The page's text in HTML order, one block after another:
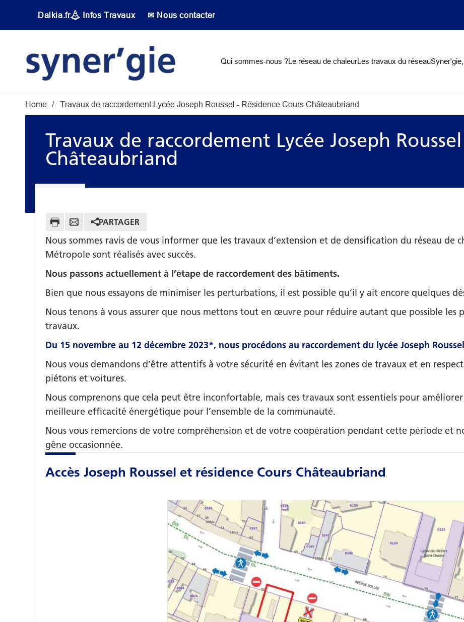
Dalkia.fr Infos Travaux ✉ Nous contacter
Qui sommes-nous ?Le réseau de chaleurLes travaux du réseau
Fil d'Ariane
Home Travaux de raccordement Lycée Joseph Roussel - Résidence Cours Châteaubriand
Travaux de raccordement Lycée Joseph
Châteaubriand
PARTAGER
Nous sommes ravis de vous informer que les travaux d’extension et de densification du réseau de
Métropole sont réalisés avec succès.
Nous passons actuellement à l’étape de raccordement des bâtiments.
Bien que nous essayons de minimiser les perturbations, il est possible qu’il y ait encore quelques
Nous tenons à vous assurer que nous mettons tout en œuvre pour réduire autant que possible les
travaux.
Du 15 novembre au 12 décembre 2023*, nous procédons au raccordement du lycée Joseph
Nous vous demandons d’être attentifs à votre sécurité en évitant les zones de travaux et en
piétons et voitures.
Nous comprenons que cela peut être inconfortable, mais ces travaux sont essentiels pour
meilleure efficacité énergétique pour l’ensemble de la communauté.
Nous vous remercions de votre compréhension et de votre coopération pendant cette période et
gêne occasionnée.
Accès Joseph Roussel et résidence Cours Châteaubriand